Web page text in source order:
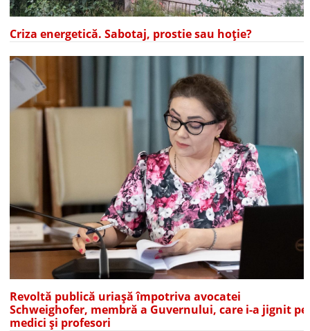
Criza energetică. Sabotaj, prostie sau hoție?
Revoltă publică uriașă împotriva avocatei
Schweighofer, membră a Guvernului, care i-a jignit pe
medici și profesori